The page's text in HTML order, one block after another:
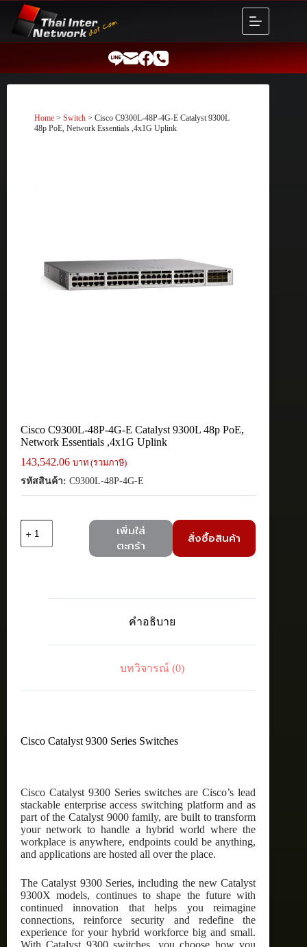
content
Home > Switch > Cisco C9300L-48P-4G-E Catalyst 9300L
48p PoE, Network Essentials ,4x1G Uplink
Cisco C9300L-48P-4G-E Catalyst 9300L 48p PoE,
Network Essentials ,4x1G Uplink
143,542.06 บาท (รวมภาษี)
รหัสสินค้า: C9300L-48P-4G-E
Cisco
Catalyst
Network
เพิ่มใส่
ตะกร้า
สั่งซื้อสินค้า
คำอธิบาย
บทวิจารณ์ (0)
Cisco Catalyst 9300 Series Switches
Cisco Catalyst 9300 Series switches are Cisco’s lead
stackable enterprise access switching platform and as
part of the Catalyst 9000 family, are built to transform
your network to handle a hybrid world where the
workplace is anywhere, endpoints could be anything,
and applications are hosted all over the place.
The Catalyst 9300 Series, including the new Catalyst
9300X models, continues to shape the future with
continued innovation that helps you reimagine
connections, reinforce security and redefine the
experience for your hybrid workforce big and small.